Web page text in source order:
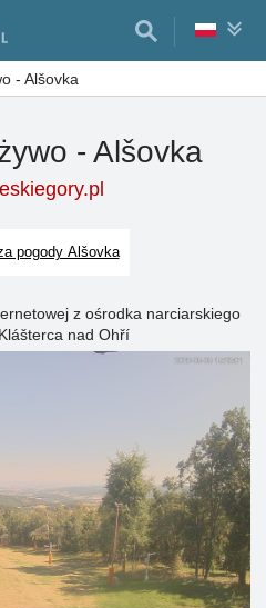
- Alšovka
- Alšovka
pogody Alšovka
z ośrodka narciarskiego
nad Ohří